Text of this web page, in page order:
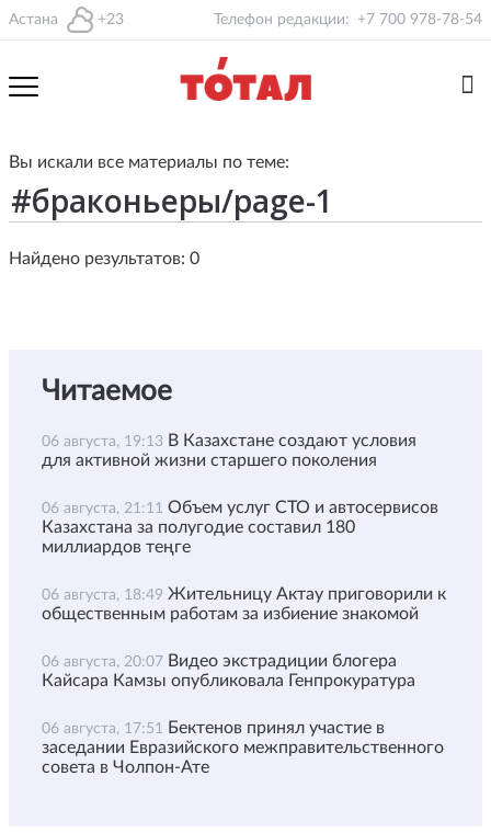
Астана +23 Телефон редакции: +7 700 978-78-54
Вы искали все материалы по теме:
Найдено результатов: 0
Читаемое
06 августа, 19:13 В Казахстане создают условия
для активной жизни старшего поколения
06 августа, 21:11 Объем услуг СТО и автосервисов
Казахстана за полугодие составил 180
миллиардов теңге
06 августа, 18:49 Жительницу Актау приговорили к
общественным работам за избиение знакомой
06 августа, 20:07 Видео экстрадиции блогера
Кайсара Камзы опубликовала Генпрокуратура
06 августа, 17:51 Бектенов принял участие в
заседании Евразийского межправительственного
совета в Чолпон-Ате